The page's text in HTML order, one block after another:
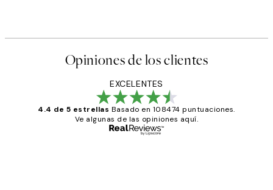
Opiniones de los clientes
EXCELENTES
4.4 de 5 estrellas Basado en 108474 puntuaciones.
Ve algunas de las opiniones aquí.